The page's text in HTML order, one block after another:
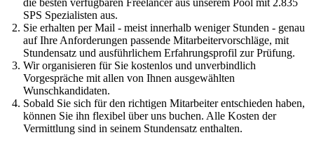
SPS Spezialisten aus.
Sie erhalten per Mail - meist innerhalb weniger Stunden - genau
auf Ihre Anforderungen passende Mitarbeitervorschläge, mit
Stundensatz und ausführlichem Erfahrungsprofil zur Prüfung.
Wir organisieren für Sie kostenlos und unverbindlich
Vorgespräche mit allen von Ihnen ausgewählten
Wunschkandidaten.
Sobald Sie sich für den richtigen Mitarbeiter entschieden haben,
können Sie ihn flexibel über uns buchen. Alle Kosten der
Vermittlung sind in seinem Stundensatz enthalten.